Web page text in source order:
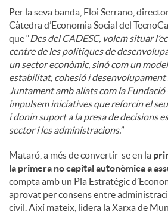
Per la seva banda, Eloi Serrano,
Càtedra d’Economia Social del
que “Des del CADESC, volem situar
centre de les polítiques de
un sector econòmic, sinó com un
estabilitat, cohesió i
Juntament amb aliats com la Fundació
impulsem iniciatives que reforcin el
i donin suport a la presa de decisions
sector i les administracions.”
Mataró, a més de convertir-se en la
la primera no capital autonòmica a
compta amb un Pla Estratègic
aprovat per consens entre
civil. Així mateix, lidera la Xarxa de